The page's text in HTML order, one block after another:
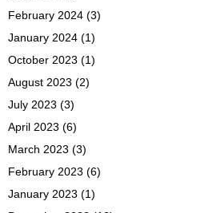
February 2024 (3)
January 2024 (1)
October 2023 (1)
August 2023 (2)
July 2023 (3)
April 2023 (6)
March 2023 (3)
February 2023 (6)
January 2023 (1)